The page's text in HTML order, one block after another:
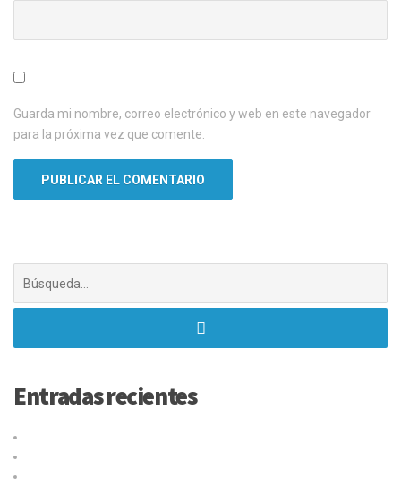
Guarda mi nombre, correo electrónico y web en este navegador
para la próxima vez que comente.
Entradas recientes